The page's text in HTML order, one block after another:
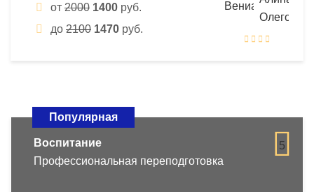
от 2000 1400 руб.
до 2100 1470 руб.
Популярная
5
Воспитание
Профессиональная переподготовка